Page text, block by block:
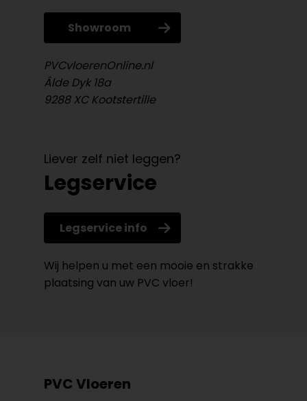
Showroom
PVCvloerenOnline.nl
Âlde Dyk 18a
9288 XC Kootstertille
Liever zelf niet leggen?
Legservice
Legservice info
Wij helpen u met een mooie en strakke
plaatsing van uw PVC vloer!
PVC Vloeren